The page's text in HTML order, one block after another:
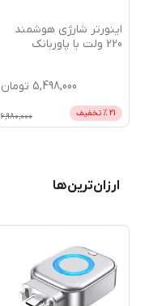
اینورتر شارژی هوشمند
220 ولت با پاوربانک
5,498,000 تومان
21 % تخفیف 6,980,000
ارزان‌ترین‌ها